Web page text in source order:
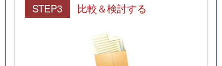
STEP3 比較＆検討する